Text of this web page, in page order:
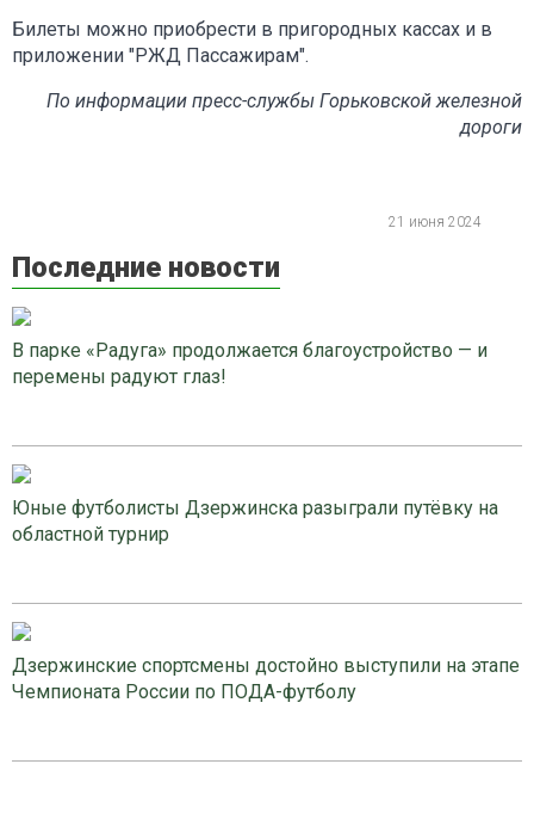
Билеты можно приобрести в пригородных кассах и в
приложении "РЖД Пассажирам".
По информации пресс-службы Горьковской железной
дороги
21 июня 2024
Последние новости
В парке «Радуга» продолжается благоустройство — и
перемены радуют глаз!
Юные футболисты Дзержинска разыграли путёвку на
областной турнир
Дзержинские спортсмены достойно выступили на этапе
Чемпионата России по ПОДА-футболу